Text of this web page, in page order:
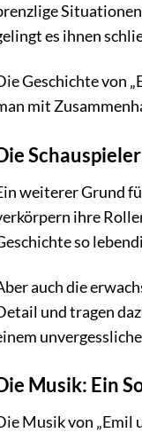
es ihnen
Geschichte von
mit
weiterer Grund
ihre
so
auch die
und tragen
Musik: Ein
Musik von „Emil